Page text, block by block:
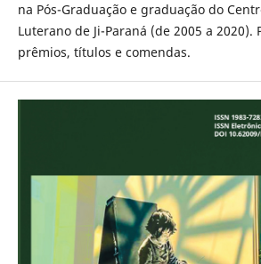
na Pós-Graduação e graduação do
Luterano de Ji-Paraná (de 2005 a 2020).
prêmios, títulos e comendas.